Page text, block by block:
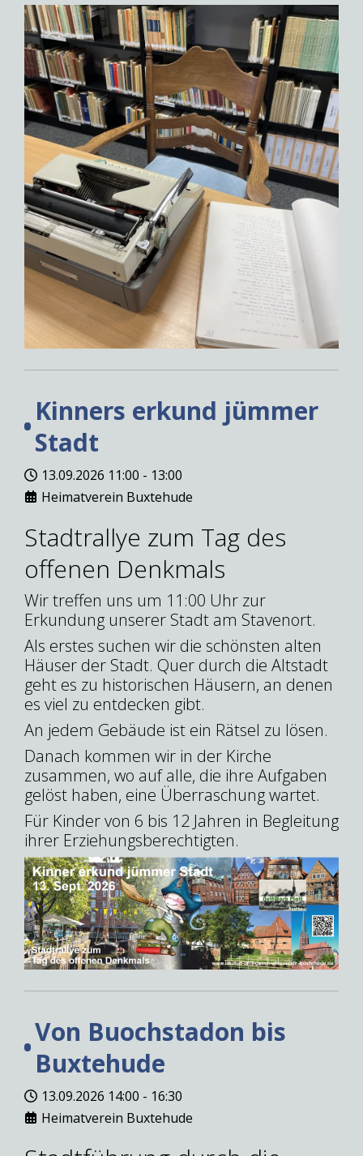
Kinners erkund jümmer
Stadt
13.09.2026 11:00 - 13:00
Heimatverein Buxtehude
Stadtrallye zum Tag des
offenen Denkmals
Wir treffen uns um 11:00 Uhr zur
Erkundung unserer Stadt am Stavenort.
Als erstes suchen wir die schönsten alten
Häuser der Stadt. Quer durch die Altstadt
geht es zu historischen Häusern, an denen
es viel zu entdecken gibt.
An jedem Gebäude ist ein Rätsel zu lösen.
Danach kommen wir in der Kirche
zusammen, wo auf alle, die ihre Aufgaben
gelöst haben, eine Überraschung wartet.
Für Kinder von 6 bis 12 Jahren in Begleitung
ihrer Erziehungsberechtigten.
Von Buochstadon bis
Buxtehude
13.09.2026 14:00 - 16:30
Heimatverein Buxtehude